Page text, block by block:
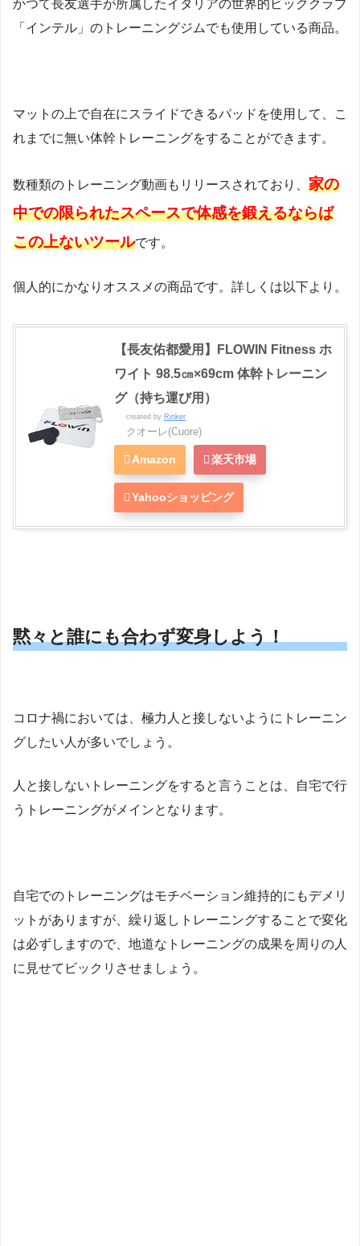
かつて長友選手が所属したイタリアの世界的ビッククラブ
「インテル」のトレーニングジムでも使用している商品。
マットの上で自在にスライドできるパッドを使用して、こ
れまでに無い体幹トレーニングをすることができます。
数種類のトレーニング動画もリリースされており、 家の
中での限られたスペースで体感を鍛えるならば
この上ないツールです。
個人的にかなりオススメの商品です。詳しくは以下より。
【長友佑都愛用】FLOWIN Fitness ホ
ワイト 98.5㎝×69cm 体幹トレーニン
グ（持ち運び用）
created by Rinker
クオーレ(Cuore)
Amazon 楽天市場
Yahooショッピング
黙々と誰にも合わず変身しよう！
コロナ禍においては、極力人と接しないようにトレーニン
グしたい人が多いでしょう。
人と接しないトレーニングをすると言うことは、自宅で行
うトレーニングがメインとなります。
自宅でのトレーニングはモチベーション維持的にもデメリ
ットがありますが、繰り返しトレーニングすることで変化
は必ずしますので、地道なトレーニングの成果を周りの人
に見せてビックリさせましょう。